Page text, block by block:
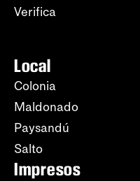
Verifica
Local
Colonia
Maldonado
Paysandú
Salto
Impresos